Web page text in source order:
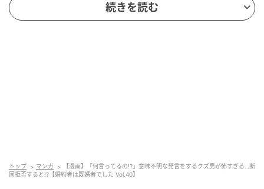
続きを読む
トップ マンガ
【漫画】「何言ってるの!?」意味不明な発言をするクズ男が怖すぎる…断
固拒否すると!?【婚約者は既婚者でした Vol.40】